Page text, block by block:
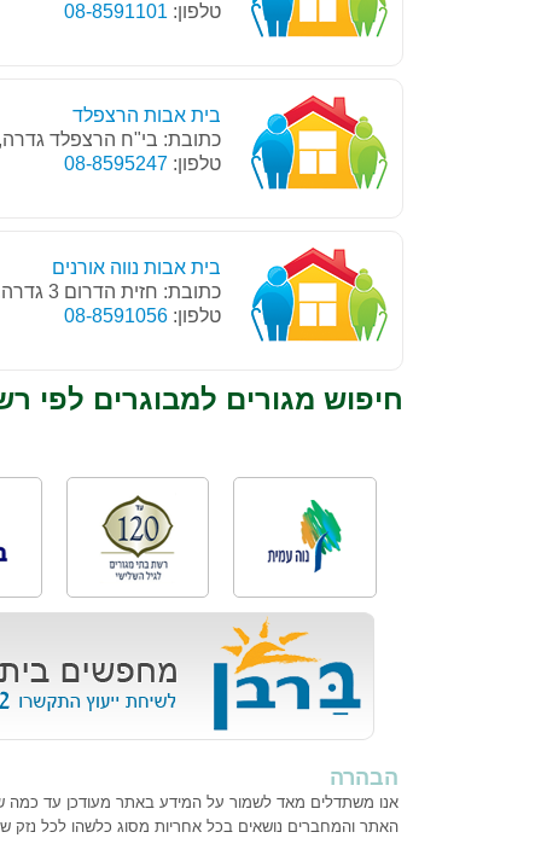
טלפון: 08-8591101
בית אבות הרצפלד
כתובת: בי"ח הרצפלד גדרה,
טלפון: 08-8595247
בית אבות נווה אורנים
כתובת: חזית הדרום 3 גדרה, 70700
טלפון: 08-8591056
חיפוש מגורים למבוגרים לפי
הבהרה
אנו משתדלים מאד לשמור על המידע באתר מעודכן עד כמה
האתר והמחברים נושאים בכל אחריות מסוג כלשהו לכל